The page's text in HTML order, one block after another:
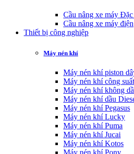
Cầu nâng xe máy
Cầu nâng xe máy điện
Thiết bị công nghiệp
Máy nén khí
Máy nén khí piston
Máy nén khí công
Máy nén khí không
Máy nén khí dầu
Máy nén khí Pegasus
Máy nén khí Lucky
Máy nén khí Puma
Máy nén khí Jucai
Máy nén khí Kotos
Máy nén khí Pony